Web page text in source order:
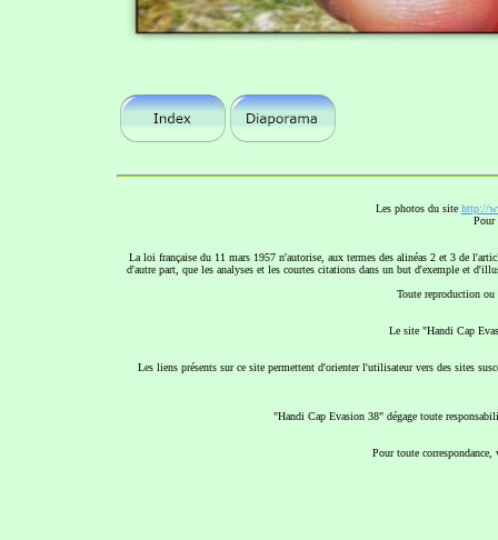
Les photos du site http://
Pour
La loi française du 11 mars 1957 n'autorise, aux termes des alinéas 2 et 3 de
d'autre part, que les analyses et les courtes citations dans un but d'exemple et
Toute reproduction ou
Le site "Handi Cap
Les liens présents sur ce site permettent d'orienter l'utilisateur vers des sites
"Handi Cap Evasion 38" dégage toute
Pour toute